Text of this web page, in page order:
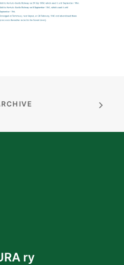
ry